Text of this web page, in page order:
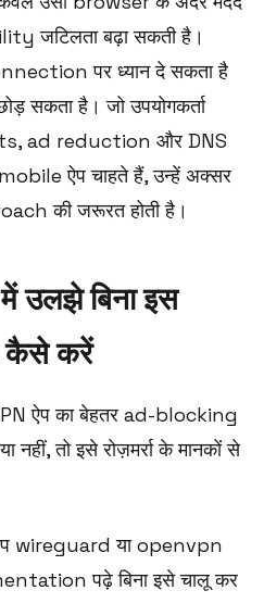
जटिलता बढ़ा सकती है।
पर ध्यान दे सकता है
सकता है। जो उपयोगकर्ता
ad reduction और DNS
ऐप चाहते हैं, उन्हें अक्सर
की जरूरत होती है।
उलझे बिना इस
कैसे करें
ऐप का बेहतर ad-blocking
नहीं, तो इसे रोज़मर्रा के मानकों से
wireguard या openvpn
पढ़े बिना इसे चालू कर